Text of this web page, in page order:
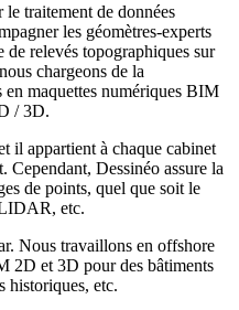
traitement de données
les géomètres-experts
de relevés topographiques sur
chargeons de la
en maquettes numériques BIM
/ 3D.
il appartient à chaque cabinet
Cependant, Dessinéo assure la
de points, quel que soit le
etc.
Nous travaillons en offshore
2D et 3D pour des bâtiments
historiques, etc.